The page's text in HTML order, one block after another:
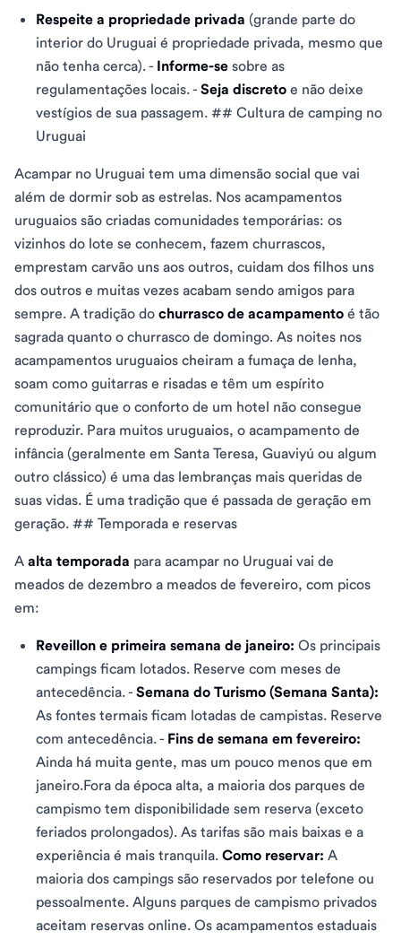
Respeite a propriedade privada (grande parte do
interior do Uruguai é propriedade privada, mesmo que
não tenha cerca). - Informe-se sobre as
regulamentações locais. - Seja discreto e não deixe
vestígios de sua passagem. ## Cultura de camping no
Uruguai
Acampar no Uruguai tem uma dimensão social que vai
além de dormir sob as estrelas. Nos acampamentos
uruguaios são criadas comunidades temporárias: os
vizinhos do lote se conhecem, fazem churrascos,
emprestam carvão uns aos outros, cuidam dos filhos uns
dos outros e muitas vezes acabam sendo amigos para
sempre. A tradição do churrasco de acampamento é tão
sagrada quanto o churrasco de domingo. As noites nos
acampamentos uruguaios cheiram a fumaça de lenha,
soam como guitarras e risadas e têm um espírito
comunitário que o conforto de um hotel não consegue
reproduzir. Para muitos uruguaios, o acampamento de
infância (geralmente em Santa Teresa, Guaviyú ou algum
outro clássico) é uma das lembranças mais queridas de
suas vidas. É uma tradição que é passada de geração em
geração. ## Temporada e reservas
A alta temporada para acampar no Uruguai vai de
meados de dezembro a meados de fevereiro, com picos
em:
Reveillon e primeira semana de janeiro: Os principais
campings ficam lotados. Reserve com meses de
antecedência. - Semana do Turismo (Semana Santa):
As fontes termais ficam lotadas de campistas. Reserve
com antecedência. - Fins de semana em fevereiro:
Ainda há muita gente, mas um pouco menos que em
janeiro.Fora da época alta, a maioria dos parques de
campismo tem disponibilidade sem reserva (exceto
feriados prolongados). As tarifas são mais baixas e a
experiência é mais tranquila. Como reservar: A
maioria dos campings são reservados por telefone ou
pessoalmente. Alguns parques de campismo privados
aceitam reservas online. Os acampamentos estaduais